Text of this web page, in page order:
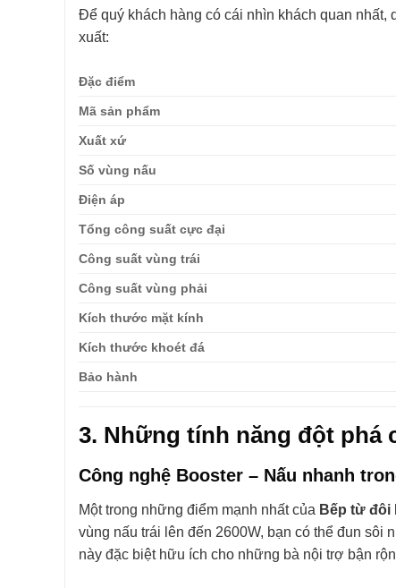
Để quý khách hàng có cái nhìn khách quan
xuất:
Đặc điểm
Mã sản phẩm
Xuất xứ
Số vùng nấu
Điện áp
Tổng công suất cực đại
Công suất vùng trái
Công suất vùng phải
Kích thước mặt kính
Kích thước khoét đá
Bảo hành
3. Những tính năng đột phá
Công nghệ Booster – Nấu nhanh
Một trong những điểm mạnh nhất của Bếp từ đôi
vùng nấu trái lên đến 2600W, bạn có thể đun
này đặc biệt hữu ích cho những bà nội trợ bận